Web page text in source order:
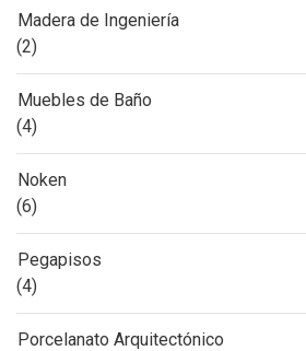
Madera de Ingeniería
(2)
Muebles de Baño
(4)
Noken
(6)
Pegapisos
(4)
Porcelanato Arquitectónico